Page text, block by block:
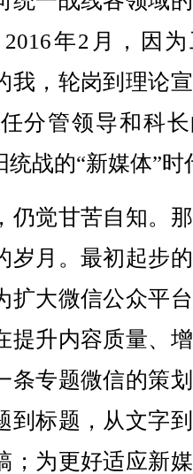
年2月，因
我，轮岗到理论
分管领导和科
战的“新媒体”时
觉甘苦自知。
岁月。最初起步
扩大微信公众平
提升内容质量、
条专题微信的策
到标题，从文字
；为更好适应新